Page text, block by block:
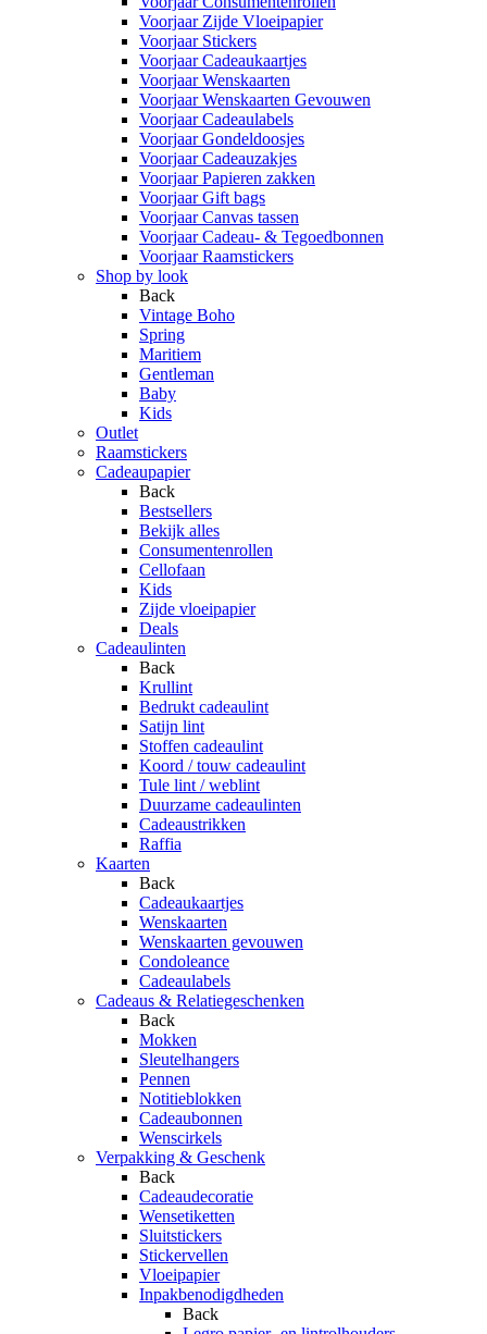
Voorjaar Zijde Vloeipapier
Voorjaar Stickers
Voorjaar Cadeaukaartjes
Voorjaar Wenskaarten
Voorjaar Wenskaarten Gevouwen
Voorjaar Cadeaulabels
Voorjaar Gondeldoosjes
Voorjaar Cadeauzakjes
Voorjaar Papieren zakken
Voorjaar Gift bags
Voorjaar Canvas tassen
Voorjaar Cadeau- & Tegoedbonnen
Voorjaar Raamstickers
Shop by look
Back
Vintage Boho
Spring
Maritiem
Gentleman
Baby
Kids
Outlet
Raamstickers
Cadeaupapier
Back
Bestsellers
Bekijk alles
Consumentenrollen
Cellofaan
Kids
Zijde vloeipapier
Deals
Cadeaulinten
Back
Krullint
Bedrukt cadeaulint
Satijn lint
Stoffen cadeaulint
Koord / touw cadeaulint
Tule lint / weblint
Duurzame cadeaulinten
Cadeaustrikken
Raffia
Kaarten
Back
Cadeaukaartjes
Wenskaarten
Wenskaarten gevouwen
Condoleance
Cadeaulabels
Cadeaus & Relatiegeschenken
Back
Mokken
Sleutelhangers
Pennen
Notitieblokken
Cadeaubonnen
Wenscirkels
Verpakking & Geschenk
Back
Cadeaudecoratie
Wensetiketten
Sluitstickers
Stickervellen
Vloeipapier
Inpakbenodigdheden
Back